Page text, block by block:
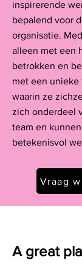
inspirerende
bepalend voor
organisatie.
alleen met een
betrokken en
met een unieke
waarin ze
zich onderdeel
team en
betekenisvol
Vraag
A great